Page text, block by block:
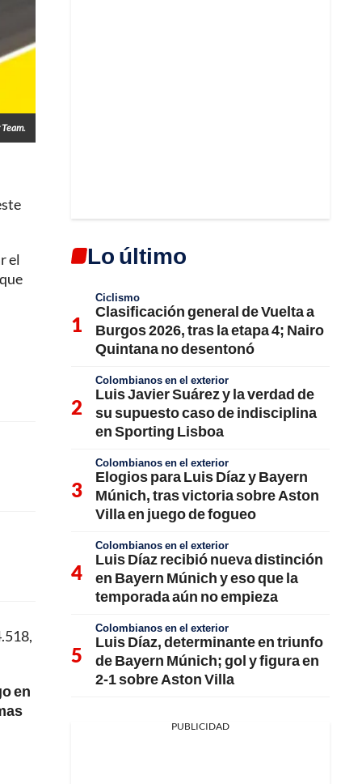
el
en
Lo último
Ciclismo
Clasificación general de Vuelta a
Burgos 2026, tras la etapa 4; Nairo
Quintana no desentonó
Colombianos en el exterior
Luis Javier Suárez y la verdad de
su supuesto caso de indisciplina
en Sporting Lisboa
Colombianos en el exterior
Elogios para Luis Díaz y Bayern
Múnich, tras victoria sobre Aston
Villa en juego de fogueo
Colombianos en el exterior
Luis Díaz recibió nueva distinción
en Bayern Múnich y eso que la
temporada aún no empieza
Colombianos en el exterior
Luis Díaz, determinante en triunfo
de Bayern Múnich; gol y figura en
2-1 sobre Aston Villa
PUBLICIDAD